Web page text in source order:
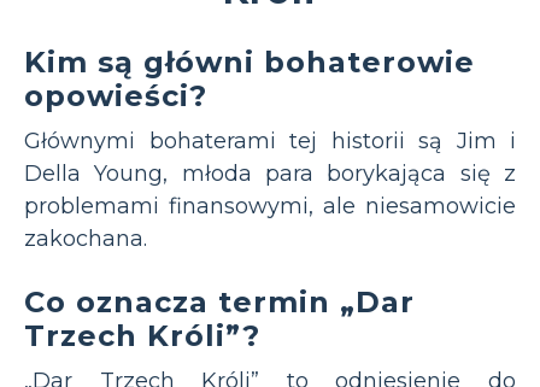
Kim są główni bohaterowie
opowieści?
Głównymi bohaterami tej historii są Jim i
Della Young, młoda para borykająca się z
problemami finansowymi, ale niesamowicie
zakochana.
Co oznacza termin „Dar
Trzech Króli”?
„Dar Trzech Króli” to odniesienie do